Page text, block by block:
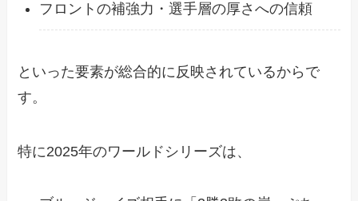
フロントの補強力・選手層の厚さへの信頼
といった要素が総合的に反映されているからで
す。
特に2025年のワールドシリーズは、